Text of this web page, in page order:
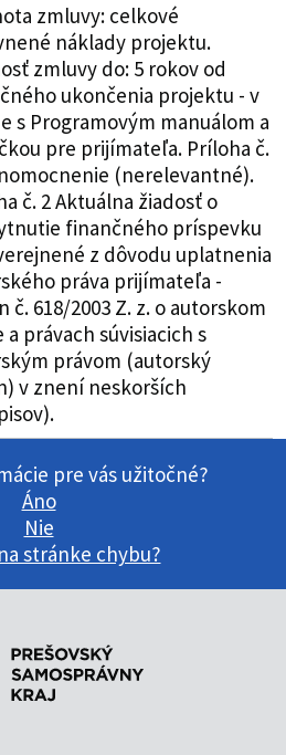
zmluvy: celkové
náklady projektu.
zmluvy do: 5 rokov od
ukončenia projektu - v
s Programovým manuálom a
pre prijímateľa. Príloha č.
(nerelevantné).
č. 2 Aktuálna žiadosť o
finančného príspevku
z dôvodu uplatnenia
práva prijímateľa -
č. 618/2003 Z. z. o autorskom
a právach súvisiacich s
právom (autorský
v znení neskorších
pre vás užitočné?
Áno
Nie
stránke chybu?